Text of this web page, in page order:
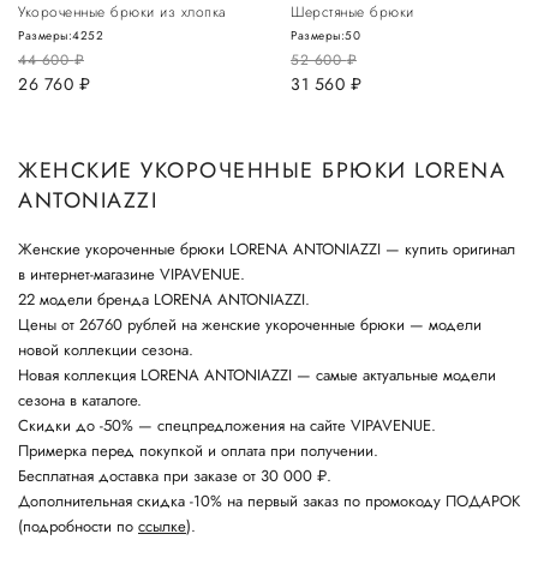
Укороченные брюки из хлопка
44 600руб.
26 760 руб.
Размеры:4252
Шерстяные брюки
52 600руб.
31 560 руб.
Размеры:50
ЖЕНСКИЕ УКОРОЧЕННЫЕ БРЮКИ LORENA
ANTONIAZZI
Женские укороченные брюки LORENA ANTONIAZZI — купить оригинал
в интернет-магазине VIPAVENUE.
22 модели бренда LORENA ANTONIAZZI.
Цены от 26760 рублей на женские укороченные брюки — модели
новой коллекции сезона.
Новая коллекция LORENA ANTONIAZZI — самые актуальные модели
сезона в каталоге.
Скидки до -50% — спецпредложения на сайте VIPAVENUE.
Примерка перед покупкой и оплата при получении.
Бесплатная доставка при заказе от 30 000 ₽.
Дополнительная скидка -10% на первый заказ по промокоду ПОДАРОК
(подробности по ссылке).